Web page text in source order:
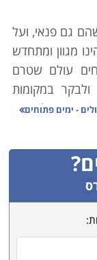
גם פנאי, ועל
מגוון ומתחדש
עולם שטרם
במקומות
שלימודים
ולפעול בצורה
התעופה,
מקצוע תוך
לכל גיל. בין
- ימים פתוחים